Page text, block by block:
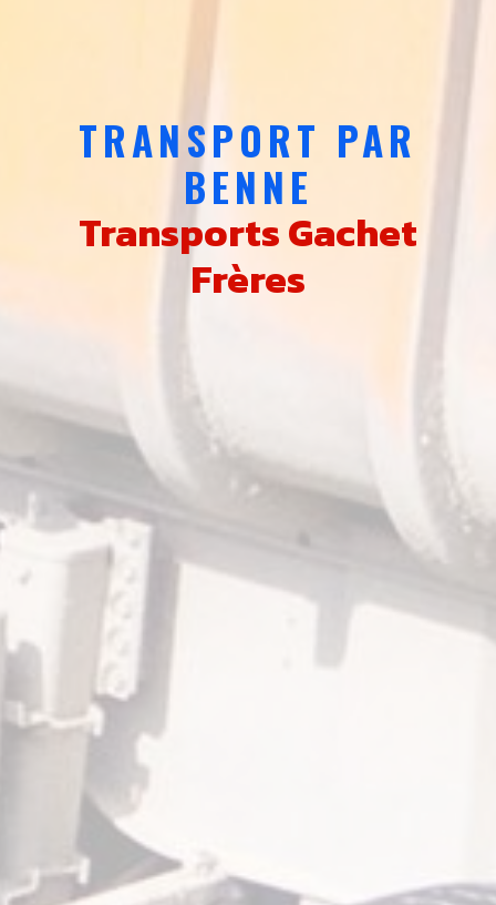
TRANSPORT PAR
BENNE
Transports Gachet
Frères